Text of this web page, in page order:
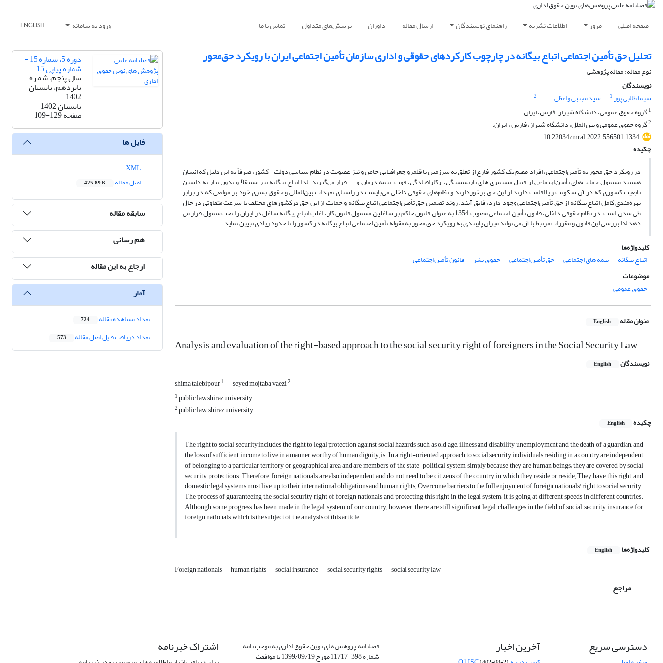
صفحه اصلی مرور اطلاعات نشریه راهنمای نویسندگان ارسال مقاله داوران پرسش‌های متداول تماس با ما ورود به سامانه ENGLISH
تحلیل حق تأمین اجتماعی اتباع بیگانه در چارچوب کارکردهای حقوقی و اداری سازمان تأمین اجتماعی ایران با رویکرد حق‌محور
نوع مقاله : مقاله پژوهشی
نویسندگان
شیما طالبی پور1 سید مجتبی واعظی
2
1گروه حقوق عمومی، دانشگاه شیراز، فارس، ایران.
2گروه حقوق عمومی و بین الملل، دانشگاه شیراز، فارس ، ایران.
10.22034/mral.2022.556501.1334
چکیده
در رویکرد حق محور به تأمین‌اجتماعی، افراد مقیم یک کشور فارغ از تعلق به سرزمین یا قلمرو جغرافیایی خاص و نیز عضویت در نظام سیاسی دولت- کشور، صرفاً به این دلیل که انسان
هستند مشمول حمایت‌های تأمین‌اجتماعی از قبیل مستمری های بازنشستگی، ازکارافتادگی، فوت، بیمه درمان و ....قرار می‌گیرند. لذا اتباع بیگانه نیز مستقلاً و بدون نیاز به داشتن
تابعیت کشوری که در آن سکونت و یا اقامت دارند از این حق برخوردارند و نظام‌های حقوقی داخلی می‌بایست در راستای تعهدات بین‌المللی و حقوق بشری خود بر موانعی که در برابر
بهره‌مندی کامل اتباع بیگانه از حق تأمین‌اجتماعی وجود دارد، فایق آیند. روند تضمین حق تأمین‌اجتماعی اتباع بیگانه و حمایت از این حق درکشورهای مختلف با سرعت متفاوتی در حال
طی شدن است. در نظام حقوقی داخلی، قانون تأمین اجتماعی مصوب 1354 به عنوان قانون حاکم بر شاغلین مشمول قانون کار، اغلب اتباع بیگانه شاغل در ایران را تحت شمول قرار می
دهد لذا بررسی این قانون و مقررات مرتبط با آن می تواند میزان پایبندی به رویکرد حق محور به مقوله تأمین اجتماعی اتباع بیگانه در کشور را تا حدود زیادی تبیین نماید.
کلیدواژه‌ها
اتباع بیگانه
بیمه های اجتماعی حق تأمین‌اجتماعی حقوق بشر
قانون تأمین‌اجتماعی
موضوعات
حقوق عمومی
عنوان مقاله English
Analysis and evaluation of the right-based approach to the social security right of foreigners in the Social Security Law
نویسندگان English
shima talebipour1 seyed mojtaba vaezi2
1public law,shiraz university
2public law, shiraz university
چکیده
English
The right to social security includes the right to legal protection against social hazards such as old age, illness and disability, unemployment and the death of a guardian, and
the loss of sufficient income to live in a manner worthy of human dignity; is. In a right-oriented approach to social security, individuals residing in a country are independent
of belonging to a particular territory or geographical area and are members of the state-political system simply because they are human beings; they are covered by social
security protections. Therefore, foreign nationals are also independent and do not need to be citizens of the country in which they reside or reside; They have this right, and
domestic legal systems must live up to their international obligations and human rights; Overcome barriers to the full enjoyment of foreign nationals' right to social security.
The process of guaranteeing the social security right of foreign nationals and protecting this right in the legal system; it is going at different speeds in different countries.
Although some progress has been made in the legal system of our country; however, there are still significant legal challenges in the field of social security insurance for
foreign nationals, which is the subject of the analysis of this article.
کلیدواژه‌ها English
Foreign nationals human rights social insurance social security rights social security law
مراجع
دوره 5، شماره 15 -
شماره پیاپی 15
سال پنجم، شماره
پانزدهم، تابستان
1402
تابستان 1402
صفحه109-129
فایل ها
اصل مقاله
425.89 K
سابقه مقاله
هم رسانی
ارجاع به این مقاله
آمار
تعداد مشاهده مقاله 724
تعداد دریافت فایل اصل مقاله 573
دسترسی سریع آخرین اخبار فصلنامه پژوهش های نوین حقوق اداری به موجب نامه
شماره 398-11717 مورخ 1399/09/19 با موافقت
اشتراک خبرنامه